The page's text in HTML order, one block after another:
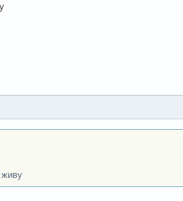
живу